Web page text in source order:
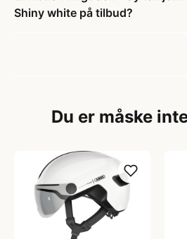
Shiny white på tilbud?
Du er måske